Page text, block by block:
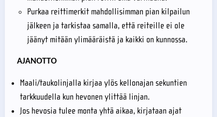
Purkaa reittimerkit mahdollisimman pian kilpailun
jälkeen ja tarkistaa samalla, että reiteille ei ole
jäänyt mitään ylimääräistä ja kaikki on kunnossa.
AJANOTTO
Maali/taukolinjalla kirjaa ylös kellonajan sekuntien
tarkkuudella kun hevonen ylittää linjan.
Jos hevosia tulee monta yhtä aikaa, kirjataan ajat